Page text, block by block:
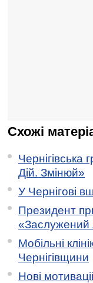
Схожі
Чернігівська
Дій. Змінюй»
У Чернігові
Президент
«Заслужений
Мобільні
Чернігівщини
Нові